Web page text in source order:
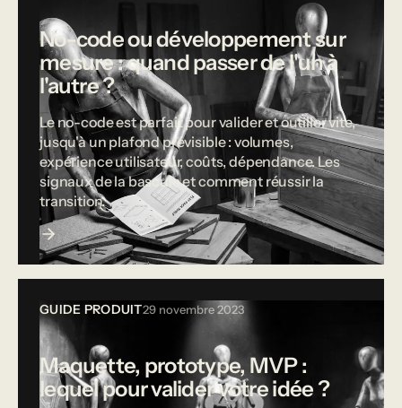
No-code ou développement sur
mesure : quand passer de l'un à
l'autre ?
Le no-code est parfait pour valider et outiller vite,
jusqu'à un plafond prévisible : volumes,
expérience utilisateur, coûts, dépendance. Les
signaux de la bascule et comment réussir la
transition.
GUIDE PRODUIT29 novembre 2023
Maquette, prototype, MVP :
lequel pour valider votre idée ?